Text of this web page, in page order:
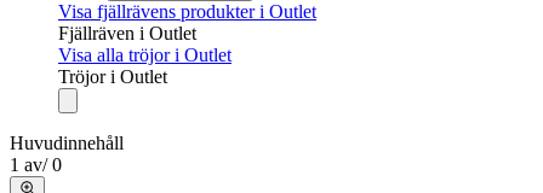
Visa fjällrävens produkter i Outlet
Fjällräven i Outlet
Visa alla tröjor i Outlet
Tröjor i Outlet
Huvudinnehåll
1 av/ 0